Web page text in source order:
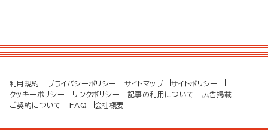
利用規約 プライバシーポリシー サイトマップ
サイトポリシー
クッキーポリシー
リンクポリシー 記事の利用について
広告掲載
ご契約について
FAQ 会社概要